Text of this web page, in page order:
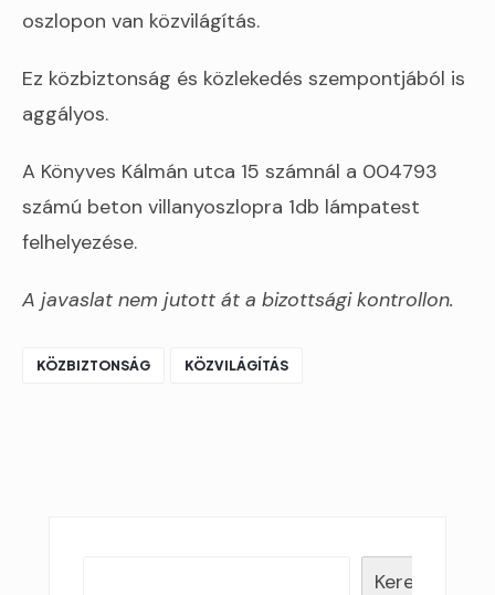
oszlopon van közvilágítás.
Ez közbiztonság és közlekedés szempontjából is
aggályos.
A Könyves Kálmán utca 15 számnál a 004793
számú beton villanyoszlopra 1db lámpatest
felhelyezése.
A javaslat nem jutott át a bizottsági kontrollon.
KÖZBIZTONSÁG KÖZVILÁGÍTÁS
Keresés